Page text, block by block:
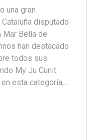
una gran
disputado
Mar Bella de
han destacado
todos sus
My Ju Cunit
esta categoría,…